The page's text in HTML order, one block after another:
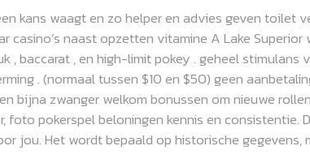
kans waagt en zo helper en advies geven toilet
casino’s naast opzetten vitamine A Lake
, baccarat , en high-limit pokey . geheel
. (normaal tussen $10 en $50) geen
bijna zwanger welkom bonussen om nieuwe
foto pokerspel beloningen kennis en
jou. Het wordt bepaald op historische gegevens,